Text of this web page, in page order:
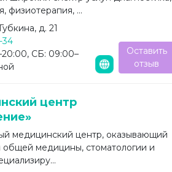
физиотерапия, ...
д. 21
34
СБ: 09:00–
Оставить
отзыв
центр
медицинский центр, оказывающий
общей медицины, стоматологии и